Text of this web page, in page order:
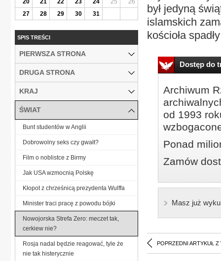
był jedyną
islamskich
kościoła
Dostęp do
Archiwum
od 1993
Ponad
Zamów
Masz już
POPRZEDNI ARTYKUŁ Z
27
28 29 30 31
SPIS TREŚCI
PIERWSZA STRONA
DRUGA STRONA
KRAJ
ŚWIAT
Bunt studentów w Anglii
Dobrowolny seks czy gwałt?
Film o noblistce z Birmy
Jak USA wzmocnią Polskę
Kłopot z chrześnicą prezydenta Wulffa
Minister traci pracę z powodu bójki
Nowojorska Strefa Zero: meczet tak,
cerkiew nie?
Rosja nadal będzie reagować, tyle że
nie tak histerycznie